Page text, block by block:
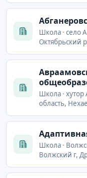
Школа · село
Октябрьский
Школа · хутор
область,
Школа ·
Волжский г,